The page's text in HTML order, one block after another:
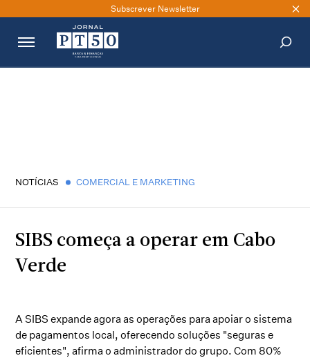
Subscrever Newsletter
NOTÍCIAS COMERCIAL E MARKETING
SIBS começa a operar em Cabo
Verde
A SIBS expande agora as operações para apoiar o sistema
de pagamentos local, oferecendo soluções "seguras e
eficientes", afirma o administrador do grupo. Com 80%